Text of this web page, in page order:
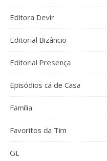
Editora Devir
Editorial Bizâncio
Editorial Presença
Episódios cá de Casa
Família
Favoritos da Tim
GL